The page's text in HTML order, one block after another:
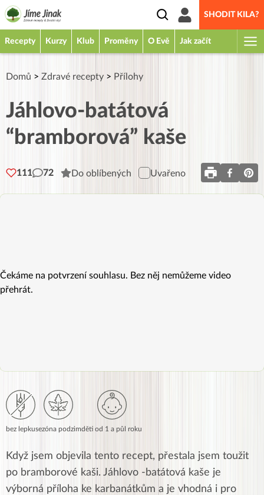
SHODIT KILA?
Recepty Kurzy Klub Proměny O Evě Jak začít
Domů > Zdravé recepty > Přílohy
Jáhlovo-batátová
“bramborová” kaše
111 72 Do oblíbených Uvařeno
Čekáme na potvrzení souhlasu. Bez něj nemůžeme video
přehrát.
bez lepkusezóna podzimděti od 1 a půl roku
Když jsem objevila tento recept, přestala jsem toužit
po bramborové kaši. Jáhlovo -batátová kaše je
výborná příloha ke karbanátkům a je vhodná i pro